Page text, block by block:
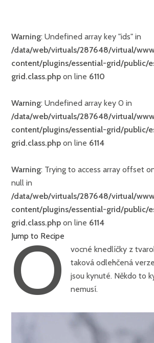
Warning: Undefined array key "ids" in
/data/web/virtuals/287648/virtual/
content/plugins/essential-grid/public/
grid.class.php on line 6110
Warning: Undefined array key 0 in
/data/web/virtuals/287648/virtual/
content/plugins/essential-grid/public/
grid.class.php on line 6114
Warning: Trying to access array offset
null in
/data/web/virtuals/287648/virtual/
content/plugins/essential-grid/public/
grid.class.php on line 6114
Jump to Recipe
O
vocné knedlíčky z
taková odlehčená
jsou kynuté. Někdo to
nemusí.